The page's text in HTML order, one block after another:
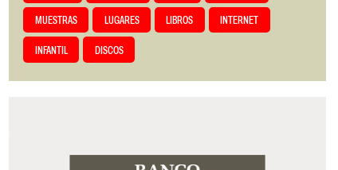
MUESTRAS LUGARES LIBROS INTERNET
INFANTIL DISCOS